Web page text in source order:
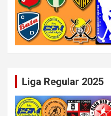
Liga Regular 2025